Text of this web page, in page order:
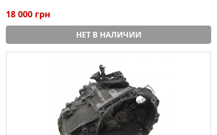
18 000 грн
НЕТ В НАЛИЧИИ